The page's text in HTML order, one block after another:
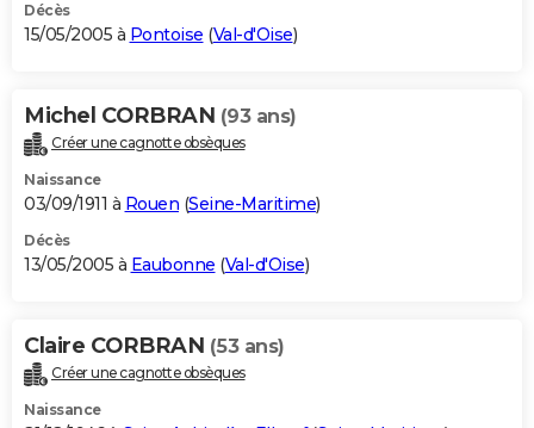
Décès
15/05/2005 à Pontoise (Val-d'Oise)
Michel CORBRAN (93 ans)
Créer une cagnotte obsèques
Naissance
03/09/1911 à Rouen (Seine-Maritime)
Décès
13/05/2005 à Eaubonne (Val-d'Oise)
Claire CORBRAN (53 ans)
Créer une cagnotte obsèques
Naissance